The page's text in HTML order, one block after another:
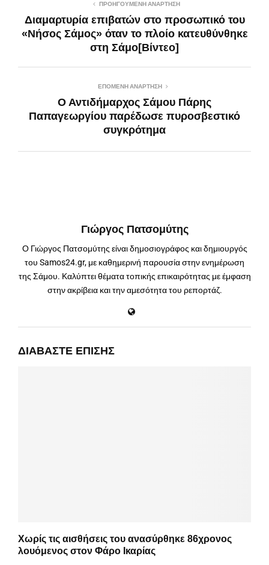
ΠΡΟΗΓΟΎΜΕΝΗ ΑΝΆΡΤΗΣΗ
Διαμαρτυρία επιβατών στο προσωπικό του
«Νήσος Σάμος» όταν το πλοίο κατευθύνθηκε
στη Σάμο[Βίντεο]
ΕΠΌΜΕΝΗ ΑΝΆΡΤΗΣΗ
Ο Αντιδήμαρχος Σάμου Πάρης
Παπαγεωργίου παρέδωσε πυροσβεστικό
συγκρότημα
Γιώργος Πατσομύτης
Ο Γιώργος Πατσομύτης είναι δημοσιογράφος και δημιουργός
του Samos24.gr, με καθημερινή παρουσία στην ενημέρωση
της Σάμου. Καλύπτει θέματα τοπικής επικαιρότητας με έμφαση
στην ακρίβεια και την αμεσότητα του ρεπορτάζ.
ΔΙΑΒΆΣΤΕ ΕΠΊΣΗΣ
Χωρίς τις αισθήσεις του ανασύρθηκε 86χρονος
λουόμενος στον Φάρο Ικαρίας